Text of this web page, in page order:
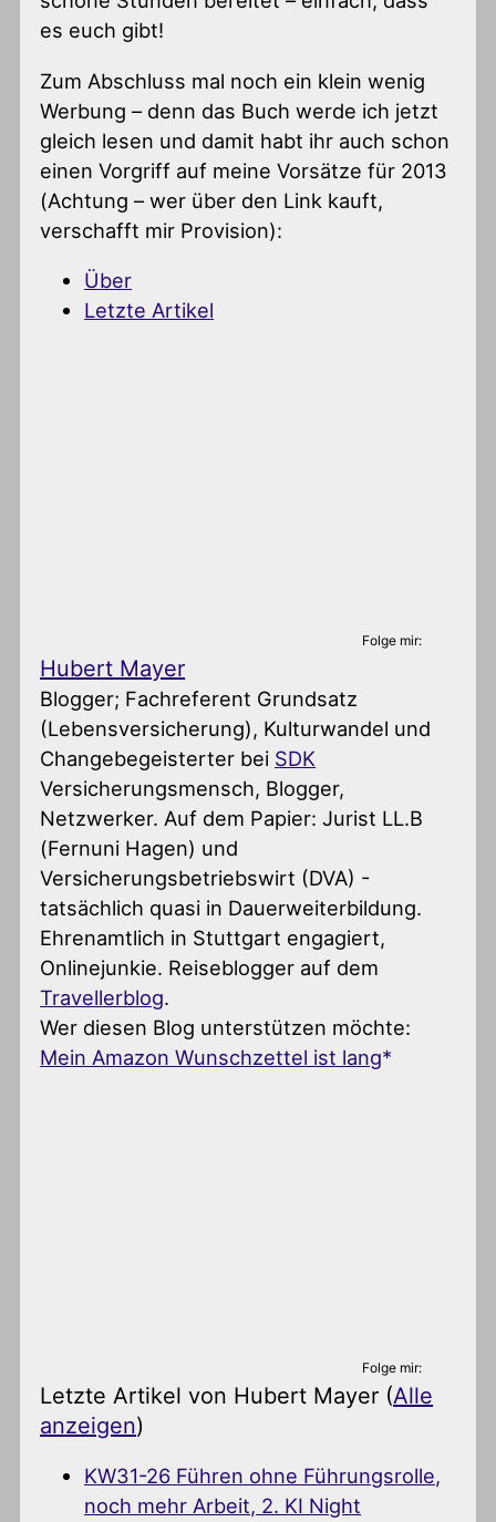
es euch gibt!
Zum Abschluss mal noch ein klein wenig
Werbung – denn das Buch werde ich jetzt
gleich lesen und damit habt ihr auch schon
einen Vorgriff auf meine Vorsätze für 2013
(Achtung – wer über den Link kauft,
verschafft mir Provision):
Über
Letzte Artikel
Folge mir:
Hubert Mayer
Blogger; Fachreferent Grundsatz
(Lebensversicherung), Kulturwandel und
Changebegeisterter bei SDK
Versicherungsmensch, Blogger,
Netzwerker. Auf dem Papier: Jurist LL.B
(Fernuni Hagen) und
Versicherungsbetriebswirt (DVA) -
tatsächlich quasi in Dauerweiterbildung.
Ehrenamtlich in Stuttgart engagiert,
Onlinejunkie. Reiseblogger auf dem
Travellerblog.
Wer diesen Blog unterstützen möchte:
Mein Amazon Wunschzettel ist lang
Folge mir:
Letzte Artikel von Hubert Mayer (Alle
anzeigen)
KW31-26 Führen ohne Führungsrolle,
noch mehr Arbeit, 2. KI Night